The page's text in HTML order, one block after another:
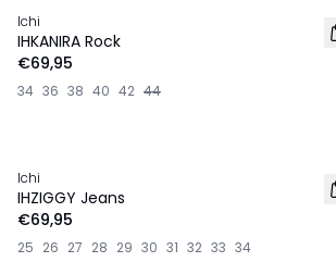
NEU
Ichi
IHKANIRA Rock
€69,95
34 36 38 40 42 44
Ichi
IHZIGGY Jeans
€69,95
25 26 27 28 29 30 31 32 33 34